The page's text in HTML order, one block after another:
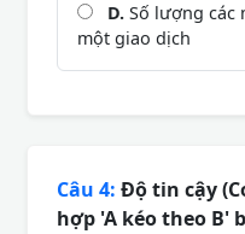
D. Số lượng các
một giao dịch
Câu 4: Độ tin cậy
hợp 'A kéo theo B'